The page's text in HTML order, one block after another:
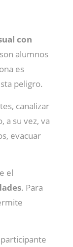
con
alumnos
es
peligro.
canalizar
a su vez, va
evacuar
el
. Para